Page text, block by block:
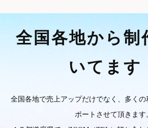
全国各地から制
いてます
全国各地で売上アップだけでなく、多く
ポートさせて頂きます